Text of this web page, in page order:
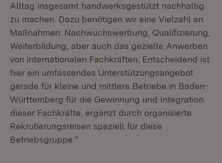
Alltag insgesamt handwerksgestützt nachhaltig
zu machen. Dazu benötigen wir eine Vielzahl an
Maßnahmen: Nachwuchswerbung, Qualifizierung,
Weiterbildung, aber auch das gezielte Anwerben
von internationalen Fachkräften. Entscheidend ist
hier ein umfassendes Unterstützungsangebot
gerade für kleine und mittlere Betriebe in Baden-
Württemberg für die Gewinnung und Integration
dieser Fachkräfte, ergänzt durch organisierte
Rekrutierungsreisen speziell für diese
Betriebsgruppe.“